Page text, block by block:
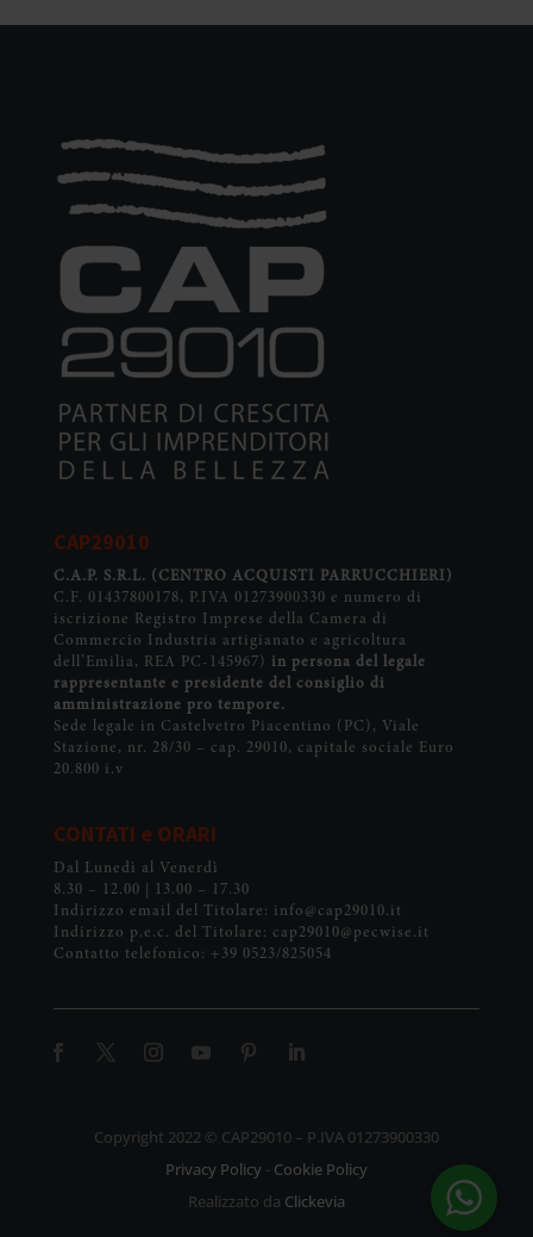
CAP29010
C.A.P. S.R.L. (CENTRO ACQUISTI PARRUCCHIERI)
C.F. 01437800178, P.IVA 01273900330 e numero di
iscrizione Registro Imprese della Camera di
Commercio Industria artigianato e agricoltura
dell’Emilia, REA PC-145967) in persona del legale
rappresentante e presidente del consiglio di
amministrazione pro tempore.
Sede legale in Castelvetro Piacentino (PC), Viale
Stazione, nr. 28/30 – cap. 29010, capitale sociale Euro
20.800 i.v
CONTATI e ORARI
Dal Lunedì al Venerdì
8.30 – 12.00 | 13.00 – 17.30
Indirizzo email del Titolare: info@cap29010.it
Indirizzo p.e.c. del Titolare: cap29010@pecwise.it
Contatto telefonico: +39 0523/825054
Copyright 2022 © CAP29010 – P.IVA 01273900330
Privacy Policy- Cookie Policy
Realizzato da Clickevia